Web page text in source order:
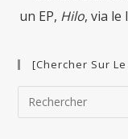
un EP, Hilo, via le
[Chercher Sur